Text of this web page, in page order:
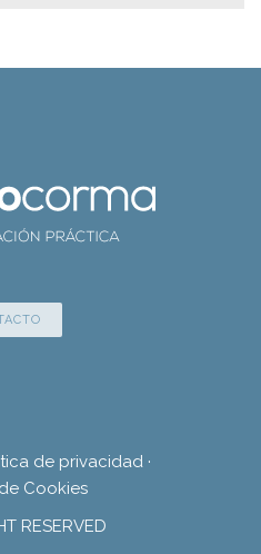
de privacidad ·
Cookies
RESERVED